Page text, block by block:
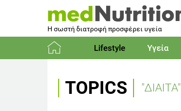
Η σωστή διατροφή προσφέρει υγεία
Lifestyle Υγεία
TOPICS "ΔΙΑΙΤΑ"